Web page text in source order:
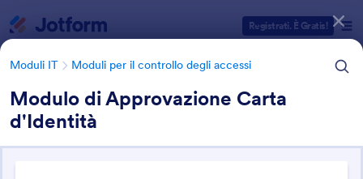
Registrati. È Gratis!
Moduli IT Moduli per il controllo degli accessi
Modulo di Approvazione Carta
d'Identità
Categorie Template Moduli